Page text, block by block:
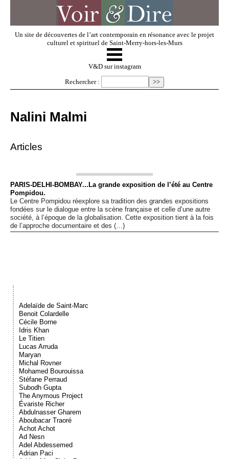
Un site de découvertes de l’art contemporain en résonance avec le projet
culturel et spirituel de Saint-Merry-hors-les-Murs
V & D
Dossiers
Événements
☰
V&D sur instagram
Rechercher :
Nalini Malmi
Articles
PARIS-DELHI-BOMBAY...La grande exposition de l’été au Centre
Pompidou.
Le Centre Pompidou réexplore sa tradition des grandes expositions
fondées sur le dialogue entre la scène française et celle d’une autre
société, à l’époque de la globalisation. Cette exposition tient à la fois
de l’approche documentaire et des (…)
Adelaïde de Saint-Marc
Benoit Colardelle
Cécile Borne
Idris Khan
Le Titien
Lucas Arruda
Maryan
Michal Rovner
Mohamed Bourouissa
Stéfane Perraud
Subodh Gupta
The Anymous Project
Évariste Richer
Abdulnasser Gharem
Aboubacar Traoré
Achot Achot
Ad Nesn
Adel Abdessemed
Adrian Paci